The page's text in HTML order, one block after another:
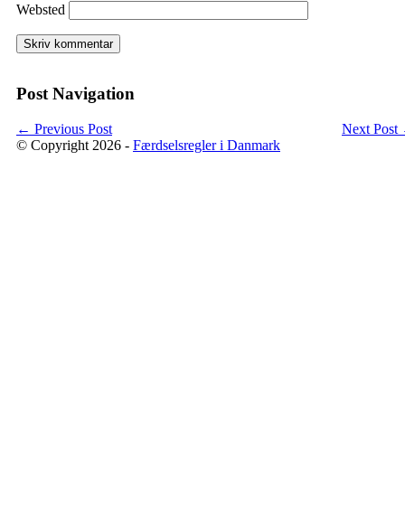
Websted
Post Navigation
← Previous Post Next Post
© Copyright 2026 - Færdselsregler i Danmark